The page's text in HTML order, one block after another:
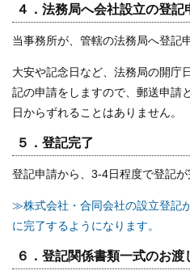
４．法務局へ会社設立の登記
当事務所が、管轄の法務局へ登記
大安や記念日など、法務局の開庁
記の申請をしますので、郵送申請
日からずれることはありません。
５．登記完了
登記申請から、3-4日程度で登記が
≫株式会社・合同会社の設立登記
に完了するようになります。
６．登記関係書類一式のお渡